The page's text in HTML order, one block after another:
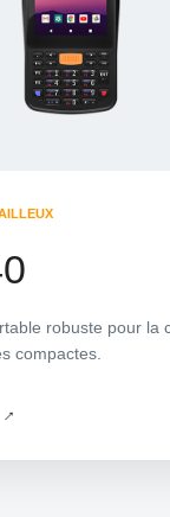
robuste pour la
compactes.